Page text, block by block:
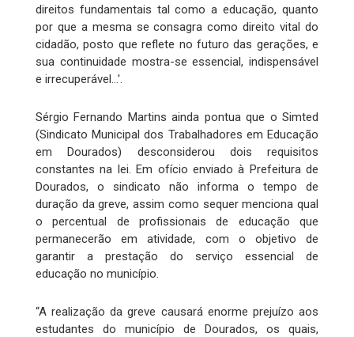
direitos fundamentais tal como a educação, quanto
por que a mesma se consagra como direito vital do
cidadão, posto que reflete no futuro das gerações, e
sua continuidade mostra-se essencial, indispensável
e irrecuperável…'.
Sérgio Fernando Martins ainda pontua que o Simted
(Sindicato Municipal dos Trabalhadores em Educação
em Dourados) desconsiderou dois requisitos
constantes na lei. Em ofício enviado à Prefeitura de
Dourados, o sindicato não informa o tempo de
duração da greve, assim como sequer menciona qual
o percentual de profissionais de educação que
permanecerão em atividade, com o objetivo de
garantir a prestação do serviço essencial de
educação no município.
“A realização da greve causará enorme prejuízo aos
estudantes do município de Dourados, os quais,